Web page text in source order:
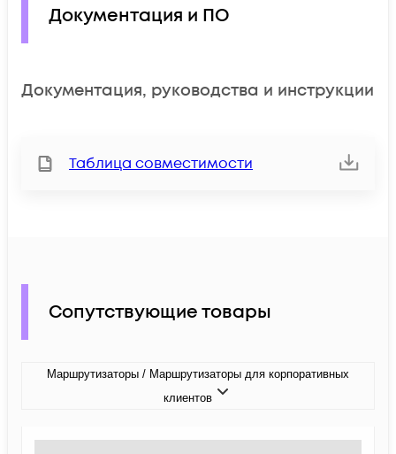
Документация и ПО
Документация, руководства и инструкции
Таблица совместимости
Сопутствующие товары
Маршрутизаторы / Маршрутизаторы для корпоративных
клиентов